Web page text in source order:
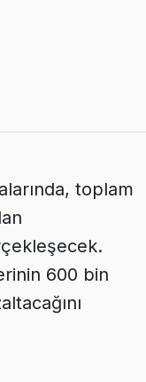
toplam
600 bin